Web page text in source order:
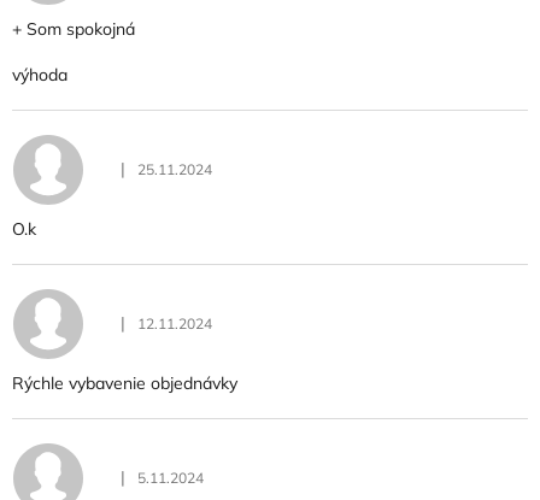
+ Som spokojná
výhoda
Hodnotenie obchodu je 5 z 5 hviezdičiek.
| 25.11.2024
O.k
Hodnotenie obchodu je 5 z 5 hviezdičiek.
| 12.11.2024
Rýchle vybavenie objednávky
Hodnotenie obchodu je 5 z 5 hviezdičiek.
| 5.11.2024